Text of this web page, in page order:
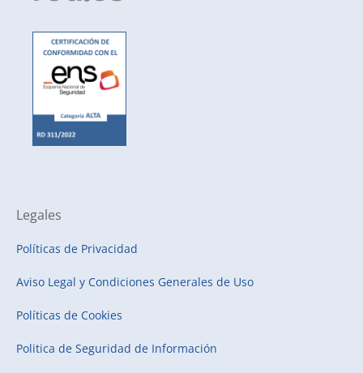
Legales
Políticas de Privacidad
Aviso Legal y Condiciones Generales de Uso
Políticas de Cookies
Politica de Seguridad de Información